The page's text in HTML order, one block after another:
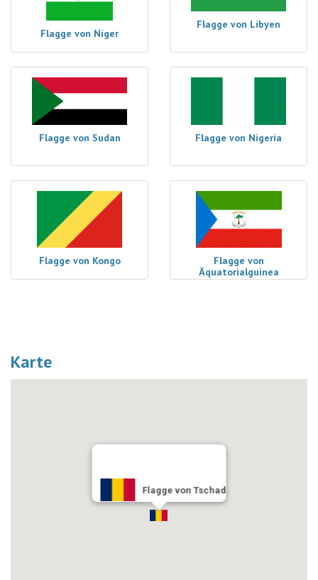
Flagge von Niger
Flagge von Libyen
Flagge von Sudan Flagge von Nigeria
Flagge von Kongo
Flagge von
Äquatorialguinea
Karte
Flagge von Tschad